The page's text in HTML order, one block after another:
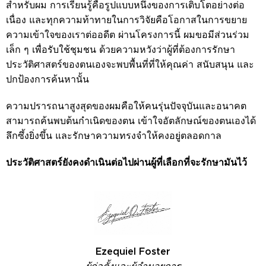
สำหรับผม การเรียนรู้คือรูปแบบหนึ่งของการเติบโตอย่างต่อ
เนื่อง และทุกความท้าทายในการวิจัยคือโอกาสในการขยาย
ความเข้าใจของเราต่ออดีต ผ่านโครงการนี้ ผมขอมีส่วนร่วม
เล็ก ๆ เพื่อรับใช้ชุมชน ด้วยความหวังว่าผู้ที่ต้องการรักษา
ประวัติศาสตร์ของตนเองจะพบพื้นที่ที่ให้คุณค่า สนับสนุน และ
ปกป้องการค้นหานั้น
ความปรารถนาสูงสุดของผมคือให้คนรุ่นปัจจุบันและอนาคต
สามารถค้นพบต้นกำเนิดของตน เข้าใจอัตลักษณ์ของตนเองได้
ลึกซึ้งยิ่งขึ้น และรักษาความทรงจำให้คงอยู่ตลอดกาล
ประวัติศาสตร์ยังคงดำเนินต่อไปผ่านผู้ที่เลือกที่จะรักษามันไว้
Ezequiel Foster